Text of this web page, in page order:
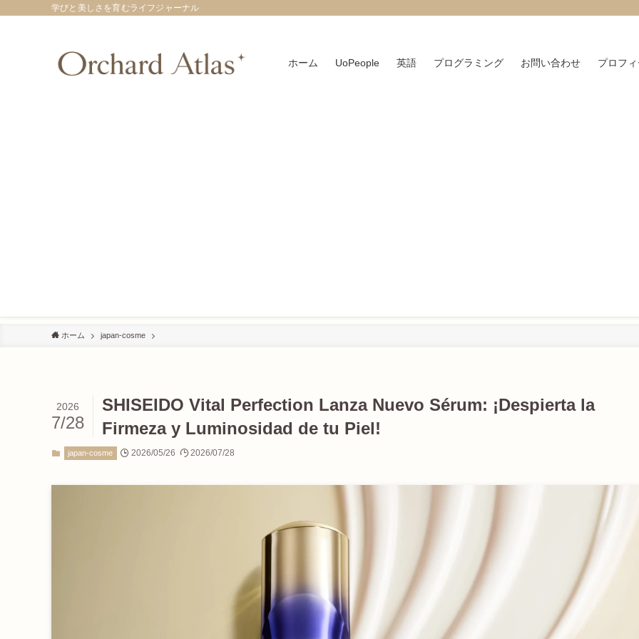
学びと美しさを育むライフジャーナル
ホーム UoPeople 英語 プログラミング お問い合わせ プロフ
ホーム japan-cosme
SHISEIDO Vital Perfection Lanza Nuevo Sérum: ¡Despierta la
Firmeza y Luminosidad de tu Piel!
2026
7/28
japan-cosme 2026/05/26 2026/07/28